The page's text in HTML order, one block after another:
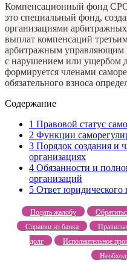
Компенсационный фонд
это специальный фонд,
организациями
выплат компенсаций
арбитражным управляющим
с нарушением или ущербом
формируется членами
обязательного взноса
Содержание
1 Правовой статус
2 Функции
3 Порядок создания и
организациях
4 Обязанности и
организаций
5 Ответ юридического
Подать жалобу
Справки из банка
долг
Исполнительное